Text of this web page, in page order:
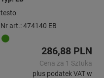
testo
Nr art.: 474140 EB
286,88 PLN
Cena za 1 Sztuka
plus podatek VAT w